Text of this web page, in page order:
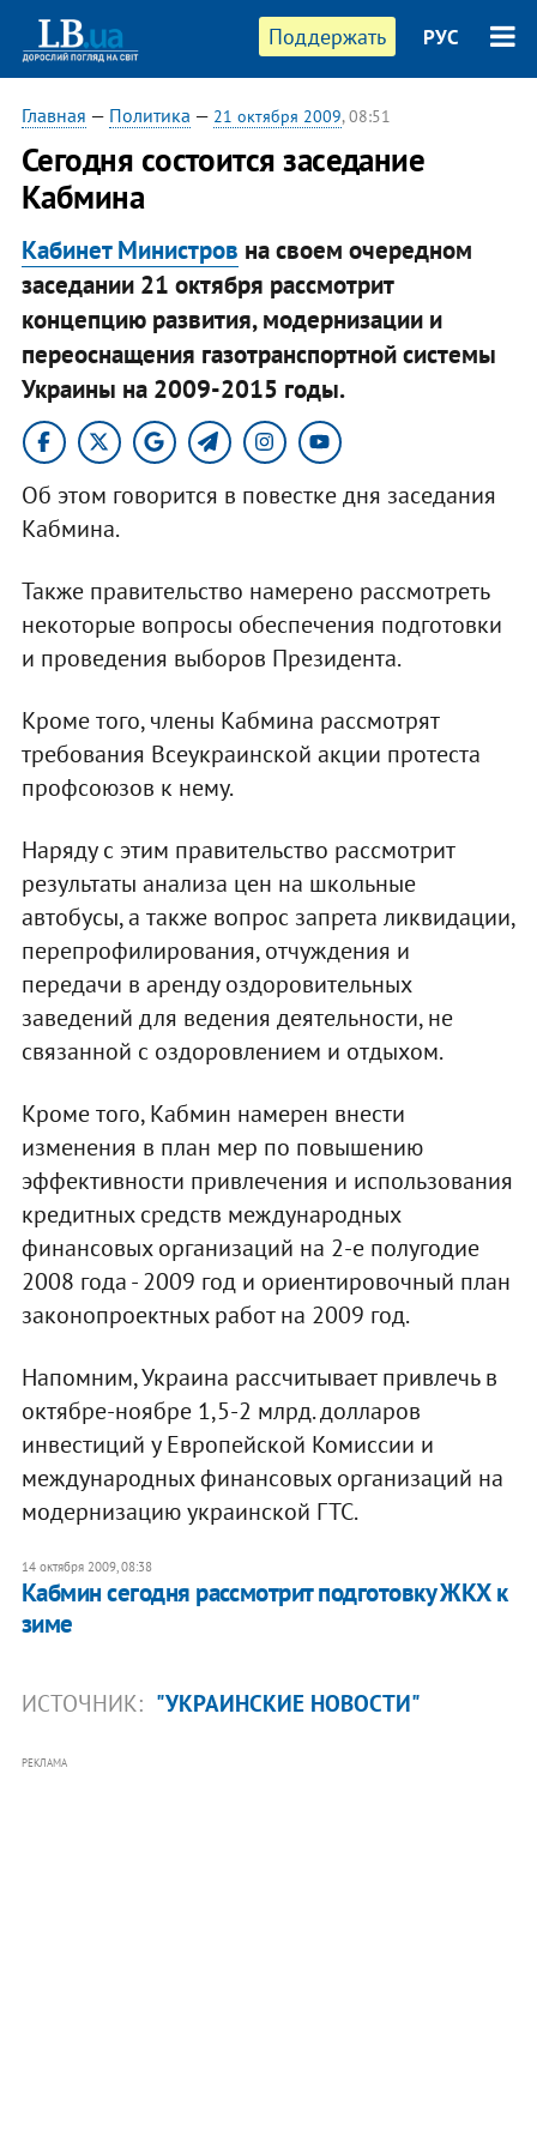
Поддержать РУС
Главная — Политика — 21 октября 2009, 08:51
Сегодня состоится заседание
Кабмина
Кабинет Министров на своем очередном
заседании 21 октября рассмотрит
концепцию развития, модернизации и
переоснащения газотранспортной системы
Украины на 2009-2015 годы.
Об этом говорится в повестке дня заседания
Кабмина.
Также правительство намерено рассмотреть
некоторые вопросы обеспечения подготовки
и проведения выборов Президента.
Кроме того, члены Кабмина рассмотрят
требования Всеукраинской акции протеста
профсоюзов к нему.
Наряду с этим правительство рассмотрит
результаты анализа цен на школьные
автобусы, а также вопрос запрета ликвидации,
перепрофилирования, отчуждения и
передачи в аренду оздоровительных
заведений для ведения деятельности, не
связанной с оздоровлением и отдыхом.
Кроме того, Кабмин намерен внести
изменения в план мер по повышению
эффективности привлечения и использования
кредитных средств международных
финансовых организаций на 2-е полугодие
2008 года - 2009 год и ориентировочный план
законопроектных работ на 2009 год.
Напомним, Украина рассчитывает привлечь в
октябре-ноябре 1,5-2 млрд. долларов
инвестиций у Европейской Комиссии и
международных финансовых организаций на
модернизацию украинской ГТС.
14 октября 2009, 08:38
Кабмин сегодня рассмотрит подготовку ЖКХ к
зиме
ИСТОЧНИК: "УКРАИНСКИЕ НОВОСТИ"
РЕКЛАМА